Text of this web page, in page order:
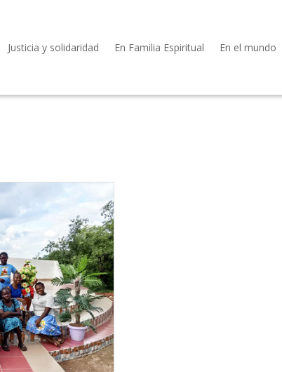
Justicia y solidaridad En Familia Espiritual En el mundo